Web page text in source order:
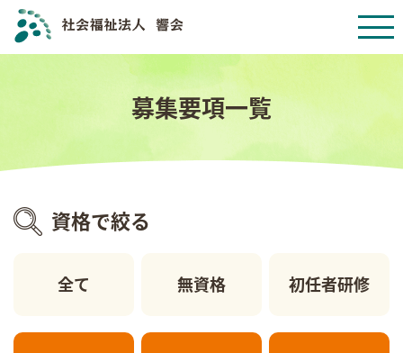
募集要項一覧
資格で絞る
全て 無資格 初任者研修